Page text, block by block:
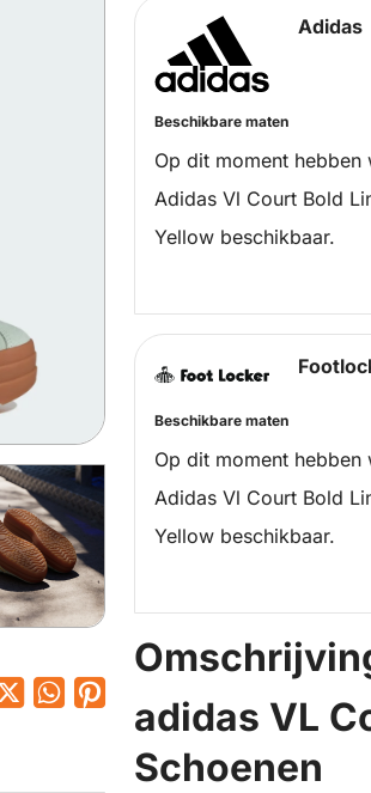
Adidas
Beschikbare maten
Op dit moment
Adidas Vl Court Bold
Yellow beschikbaar.
Beschikbare maten
Op dit moment
Adidas Vl Court Bold
Yellow beschikbaar.
adidas VL
Schoenen